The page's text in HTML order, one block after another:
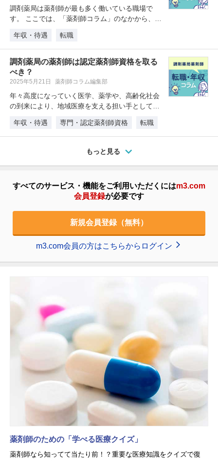
調剤薬局は薬剤師が最も多く働いている職場で
す。 ここでは、「薬剤師コラム」のなかから、調
年収・待遇
転職
調剤薬局の薬剤師は認定薬剤師資格を取る
べき？
2025年5月21日 薬剤師コラム編集部
年々高度になっていく医学、薬学や、高齢化社会
の到来により、地域医療を支える担い手としての
年収・待遇
専門・認定薬剤師資格 転職
もっと見る
すべてのサービス・機能をご利用いただくにはm3.com
会員登録が必要です
新規会員登録（無料）
m3.com会員の方はこちらからログイン
薬剤師のための「学べる医療クイズ」
薬剤師なら知ってて当たり前！？重要な医療知識をクイズで復